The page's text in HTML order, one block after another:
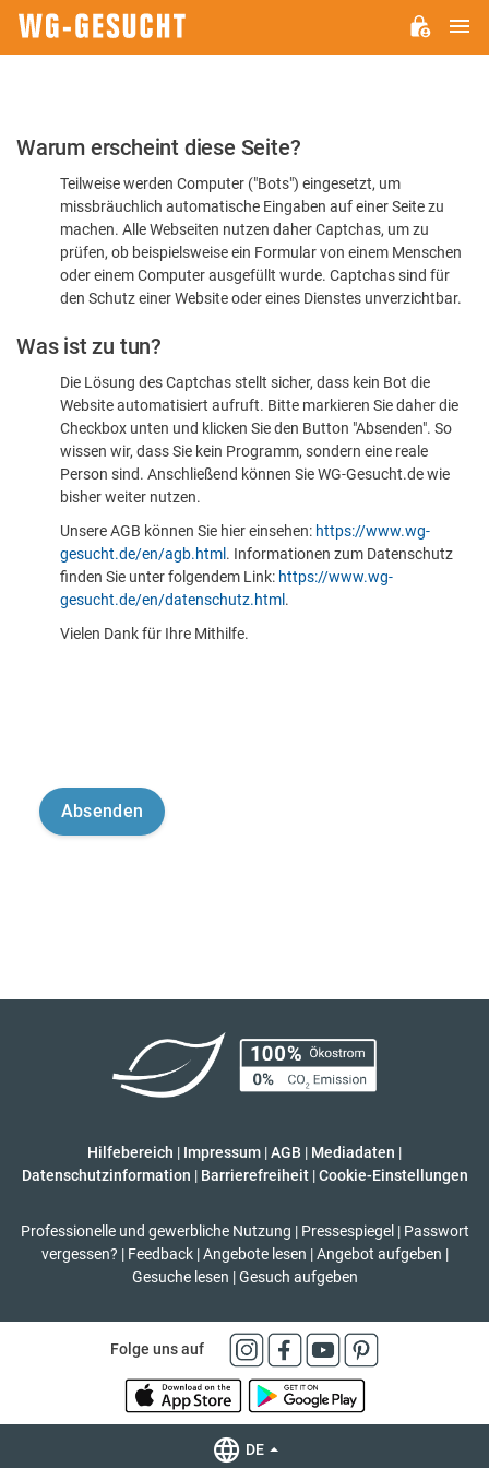
Bitte
dass
sind
Warum erscheint diese Seite?
Teilweise werden Computer ("Bots") eingesetzt, um
missbräuchlich automatische Eingaben auf einer Seite zu
machen. Alle Webseiten nutzen daher Captchas, um zu
prüfen, ob beispielsweise ein Formular von einem Menschen
oder einem Computer ausgefüllt wurde. Captchas sind für
den Schutz einer Website oder eines Dienstes unverzichtbar.
Was ist zu tun?
Die Lösung des Captchas stellt sicher, dass kein Bot die
Website automatisiert aufruft. Bitte markieren Sie daher die
Checkbox unten und klicken Sie den Button "Absenden". So
wissen wir, dass Sie kein Programm, sondern eine reale
Person sind. Anschließend können Sie WG-Gesucht.de wie
bisher weiter nutzen.
Unsere AGB können Sie hier einsehen: https://www.wg-
gesucht.de/en/agb.html . Informationen zum Datenschutz
finden Sie unter folgendem Link: https://www.wg-
gesucht.de/en/datenschutz.html .
Vielen Dank für Ihre Mithilfe.
Hilfebereich | Impressum |AGB | Mediadaten |
Datenschutzinformation | Barrierefreiheit | Cookie-Einstellungen
Professionelle und gewerbliche Nutzung | Pressespiegel | Passwort
vergessen? | Feedback | Angebote lesen | Angebot aufgeben |
Gesuche lesen | Gesuch aufgeben
Folge uns auf
DE